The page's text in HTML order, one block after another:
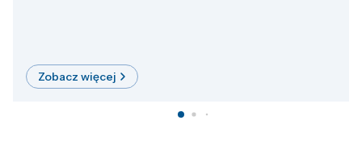
Zobacz więcej